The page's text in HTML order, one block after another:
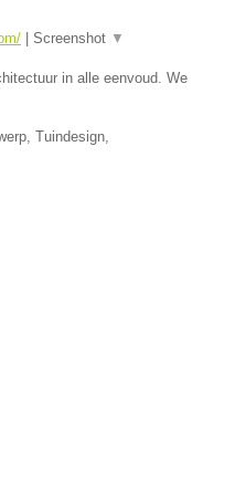
Screenshot ▼
in alle eenvoud. We
Tuindesign,